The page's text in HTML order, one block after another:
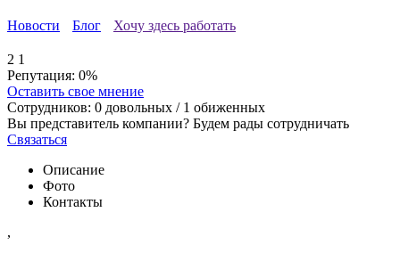
Новости Блог Хочу здесь работать
2 1
Репутация: 0%
Оставить свое мнение
Сотрудников: 0 довольных / 1 обиженных
Вы представитель компании? Будем рады сотрудничать
Связаться
Описание
Фото
Контакты
,